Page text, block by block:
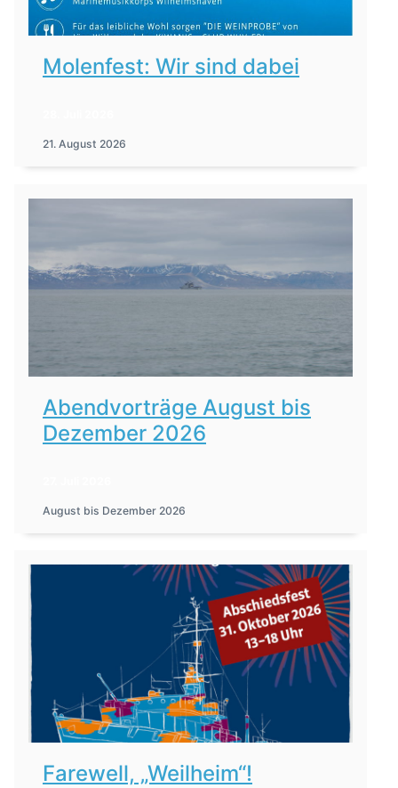
Molenfest: Wir sind dabei
21. August 2026
Abendvorträge August bis
Dezember 2026
August bis Dezember 2026
Farewell, „Weilheim“!